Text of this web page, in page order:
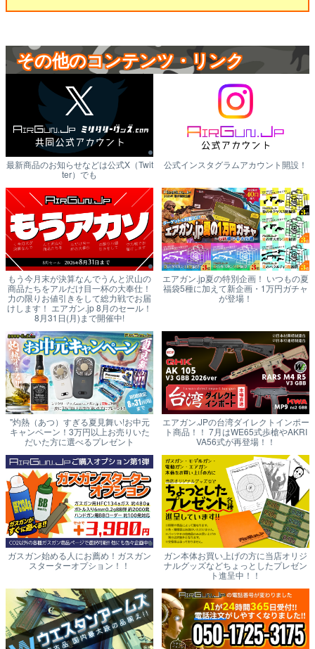
その他のコンテンツ・リンク
最新商品のお知らせなどは公式X（Twit
ter）でも
公式インスタグラムアカウント開設！
もう今月末が決算なんでうんと沢山の
商品たちをアルだけ目一杯の大奉仕！
力の限りお値引きをして総力戦でお届
けします！ エアガン.jp 8月のセール！
8月31日(月)まで開催中!
エアガン.jp夏の特別企画！ いつもの夏
福袋5種に加えて新企画・1万円ガチャ
が登場！
"灼熱（あつ）すぎる夏見舞い!お中元
キャンペーン！3万円以上お売りいた
だいた方に選べるプレゼント
エアガン.JPの台湾ダイレクトインポー
ト商品！！ 7月はWE65式歩槍やAKRI
VA56式が再登場！！
ガスガン始める人にお薦め！ガスガン
スターターオプション！！
ガン本体お買い上げの方に当店オリジ
ナルグッズなどちょっとしたプレゼン
ト進呈中！！